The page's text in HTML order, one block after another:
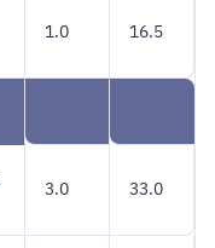
1.0 16.5
3.0 33.0